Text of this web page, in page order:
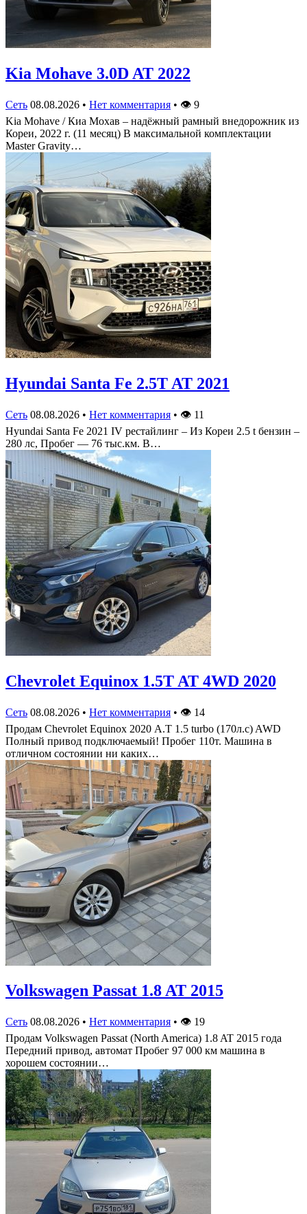
Kia Mohave 3.0D AT 2022
Сеть 08.08.2026 • Нет комментария • 👁 9
Kia Mohave / Киа Мохав – надёжный рамный внедорожник из
Кореи, 2022 г. (11 месяц) В максимальной комплектации
Master Gravity…
Hyundai Santa Fe 2.5T AT 2021
Сеть 08.08.2026 • Нет комментария • 👁 11
Hyundai Santa Fe 2021 IV рестайлинг – Из Кореи 2.5 t бензин –
280 лс, Пробег — 76 тыс.км. В…
Chevrolet Equinox 1.5T AT 4WD 2020
Сеть 08.08.2026 • Нет комментария • 👁 14
Продам Chevrolet Equinox 2020 А.Т 1.5 turbo (170л.с) AWD
Полный привод подключаемый! Пробег 110т. Машина в
отличном состоянии ни каких…
Volkswagen Passat 1.8 AT 2015
Сеть 08.08.2026 • Нет комментария • 👁 19
Продам Volkswagen Passat (North America) 1.8 AT 2015 года
Передний привод, автомат Пробег 97 000 км машина в
хорошем состоянии…